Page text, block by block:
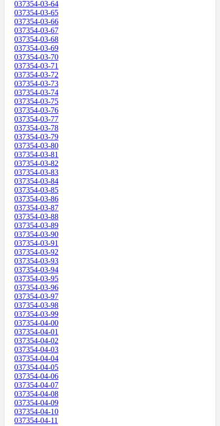
037354-03-64
037354-03-65
037354-03-66
037354-03-67
037354-03-68
037354-03-69
037354-03-70
037354-03-71
037354-03-72
037354-03-73
037354-03-74
037354-03-75
037354-03-76
037354-03-77
037354-03-78
037354-03-79
037354-03-80
037354-03-81
037354-03-82
037354-03-83
037354-03-84
037354-03-85
037354-03-86
037354-03-87
037354-03-88
037354-03-89
037354-03-90
037354-03-91
037354-03-92
037354-03-93
037354-03-94
037354-03-95
037354-03-96
037354-03-97
037354-03-98
037354-03-99
037354-04-00
037354-04-01
037354-04-02
037354-04-03
037354-04-04
037354-04-05
037354-04-06
037354-04-07
037354-04-08
037354-04-09
037354-04-10
037354-04-11